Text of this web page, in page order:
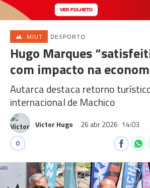
MIUT DESPORTO
Hugo Marques
com impacto na
Autarca destaca retorno
internacional de Machico
Victor Hugo 26 abr 2026 14:03
0